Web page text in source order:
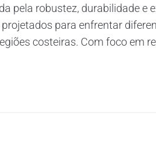
pela robustez, durabilidade e
para enfrentar
costeiras. Com foco em